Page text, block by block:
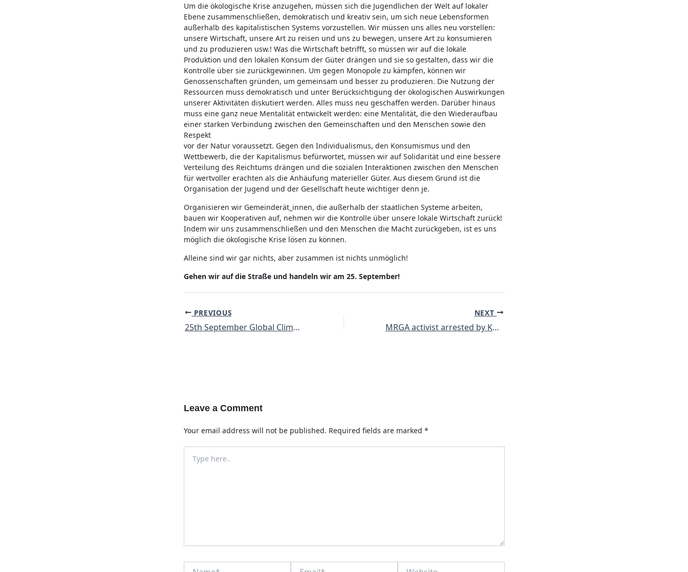
Um die ökologische Krise anzugehen, müssen sich die Jugendlichen der Welt auf lokaler
Ebene zusammenschließen, demokratisch und kreativ sein, um sich neue Lebensformen
außerhalb des kapitalistischen Systems vorzustellen. Wir müssen uns alles neu vorstellen:
unsere Wirtschaft, unsere Art zu reisen und uns zu bewegen, unsere Art zu konsumieren
und zu produzieren usw.! Was die Wirtschaft betrifft, so müssen wir auf die lokale
Produktion und den lokalen Konsum der Güter drängen und sie so gestalten, dass wir die
Kontrolle über sie zurückgewinnen. Um gegen Monopole zu kämpfen, können wir
Genossenschaften gründen, um gemeinsam und besser zu produzieren. Die Nutzung der
Ressourcen muss demokratisch und unter Berücksichtigung der ökologischen Auswirkungen
unserer Aktivitäten diskutiert werden. Alles muss neu geschaffen werden. Darüber hinaus
muss eine ganz neue Mentalität entwickelt werden: eine Mentalität, die den Wiederaufbau
einer starken Verbindung zwischen den Gemeinschaften und den Menschen sowie den
Respekt
vor der Natur voraussetzt. Gegen den Individualismus, den Konsumismus und den
Wettbewerb, die der Kapitalismus befürwortet, müssen wir auf Solidarität und eine bessere
Verteilung des Reichtums drängen und die sozialen Interaktionen zwischen den Menschen
für wertvoller erachten als die Anhäufung materieller Güter. Aus diesem Grund ist die
Organisation der Jugend und der Gesellschaft heute wichtiger denn je.
Organisieren wir Gemeinderät_innen, die außerhalb der staatlichen Systeme arbeiten,
bauen wir Kooperativen auf, nehmen wir die Kontrolle über unsere lokale Wirtschaft zurück!
Indem wir uns zusammenschließen und den Menschen die Macht zurückgeben, ist es uns
möglich die ökologische Krise lösen zu können.
Alleine sind wir gar nichts, aber zusammen ist nichts unmöglich!
Gehen wir auf die Straße und handeln wir am 25. September!
Post
navigation
PREVIOUS
25th September Global Climate Strike: Greetings from Rojava to Fridays For Future youth of the world!
NEXT
MRGA activist arrested by KRG security forces:
Leave a Comment
Your email address will not be published. Required fields are marked *
here..